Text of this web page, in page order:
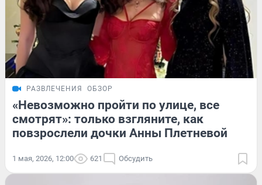
РАЗВЛЕЧЕНИЯ ОБЗОР
«Невозможно пройти по улице, все
смотрят»: только взгляните, как
повзрослели дочки Анны Плетневой
1 мая, 2026, 12:00 621 Обсудить